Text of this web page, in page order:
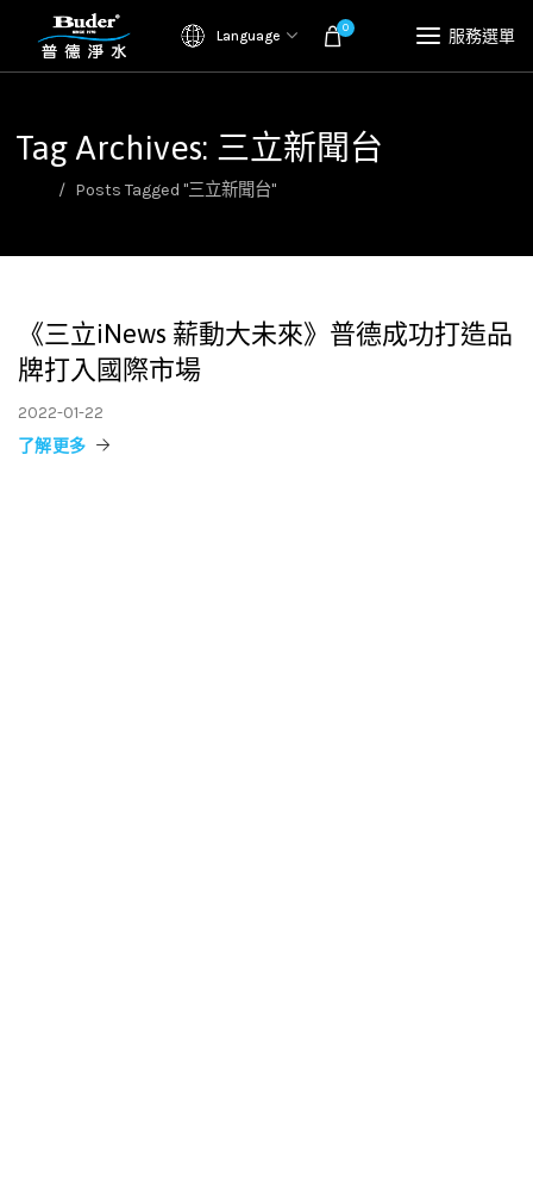
Language 0 服務選單
Tag Archives: 三立新聞台
Posts Tagged "三立新聞台"
《三立iNews 薪動大未來》普德成功打造品
牌打入國際市場
2022-01-22
了解更多